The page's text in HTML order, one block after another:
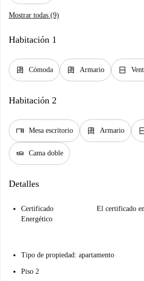
Mostrar todas (9)
Habitación 1
dresser Cómoda dresser Armario window_closed
Habitación 2
desk Mesa escritorio dresser Armario
airline_seat_flat Cama doble
Detalles
Certificado
Energético
El certificado
Tipo de propiedad: apartamento
Piso 2